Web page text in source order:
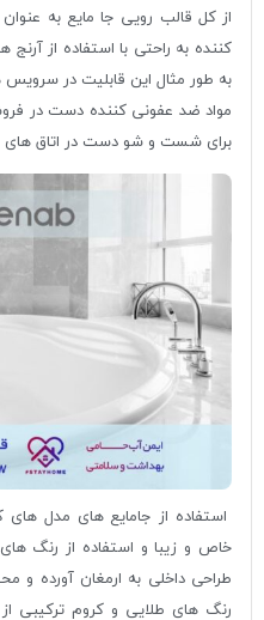
از کل قالب رویی جا مایع به
کننده به راحتی با استفاده از آرنج
به طور مثال این قابلیت در
مواد ضد عفونی کننده دست در
برای شست و شو دست در اتاق های
استفاده از جامایع های مدل
خاص و زیبا و استفاده از رنگ
طراحی داخلی به ارمغان آورده و
رنگ های طلایی و کروم ترکیبی